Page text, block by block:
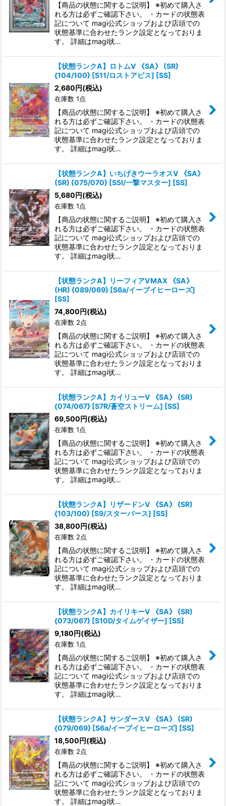
【商品の状態に関するご説明】 ※初めて購入さ
れる方は必ずご確認下さい。 ・カードの状態表
記について magi公式ショップおよび店頭での
状態基準に合わせたランク設定となっておりま
す。 詳細はmagi状…
【状態ランクA】ロトムV 《SA》 (SR)
{104/100} [S11/ロストアビス] [SS]
2,680円(税込)
在庫数 1点
【商品の状態に関するご説明】 ※初めて購入さ
れる方は必ずご確認下さい。 ・カードの状態表
記について magi公式ショップおよび店頭での
状態基準に合わせたランク設定となっておりま
す。 詳細はmagi状…
【状態ランクA】いちげきウーラオスV 《SA》
(SR) {075/070} [S5I/一撃マスター] [SS]
5,680円(税込)
在庫数 1点
【商品の状態に関するご説明】 ※初めて購入さ
れる方は必ずご確認下さい。 ・カードの状態表
記について magi公式ショップおよび店頭での
状態基準に合わせたランク設定となっておりま
す。 詳細はmagi状…
【状態ランクA】リーフィアVMAX 《SA》
(HR) {089/069} [S6a/イーブイヒーローズ]
[SS]
74,800円(税込)
在庫数 2点
【商品の状態に関するご説明】 ※初めて購入さ
れる方は必ずご確認下さい。 ・カードの状態表
記について magi公式ショップおよび店頭での
状態基準に合わせたランク設定となっておりま
す。 詳細はmagi状…
【状態ランクA】カイリューV 《SA》 (SR)
{074/067} [S7R/蒼空ストリーム] [SS]
69,500円(税込)
在庫数 1点
【商品の状態に関するご説明】 ※初めて購入さ
れる方は必ずご確認下さい。 ・カードの状態表
記について magi公式ショップおよび店頭での
状態基準に合わせたランク設定となっておりま
す。 詳細はmagi状…
【状態ランクA】リザードンV 《SA》 (SR)
{103/100} [S9/スターバース] [SS]
38,800円(税込)
在庫数 2点
【商品の状態に関するご説明】 ※初めて購入さ
れる方は必ずご確認下さい。 ・カードの状態表
記について magi公式ショップおよび店頭での
状態基準に合わせたランク設定となっておりま
す。 詳細はmagi状…
【状態ランクA】カイリキーV 《SA》 (SR)
{073/067} [S10D/タイムゲイザー] [SS]
9,180円(税込)
在庫数 1点
【商品の状態に関するご説明】 ※初めて購入さ
れる方は必ずご確認下さい。 ・カードの状態表
記について magi公式ショップおよび店頭での
状態基準に合わせたランク設定となっておりま
す。 詳細はmagi状…
【状態ランクA】サンダースV 《SA》 (SR)
{079/069} [S6a/イーブイヒーローズ] [SS]
18,500円(税込)
在庫数 2点
【商品の状態に関するご説明】 ※初めて購入さ
れる方は必ずご確認下さい。 ・カードの状態表
記について magi公式ショップおよび店頭での
状態基準に合わせたランク設定となっておりま
す。 詳細はmagi状…